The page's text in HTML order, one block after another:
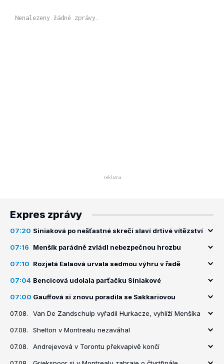
Nenalezeny žádné zprávy.
Expres zprávy
07:20 Siniaková po nešťastné skreči slaví drtivé vítězství
07:16 Menšík parádně zvládl nebezpečnou hrozbu
07:10 Rozjetá Ealaová urvala sedmou výhru v řadě
07:04 Bencicová udolala parťačku Siniakové
07:00 Gauffová si znovu poradila se Sakkariovou
07.08. Van De Zandschulp vyřadil Hurkacze, vyhlíží Menšíka
07.08. Shelton v Montrealu nezaváhal
07.08. Andrejevová v Torontu překvapivě končí